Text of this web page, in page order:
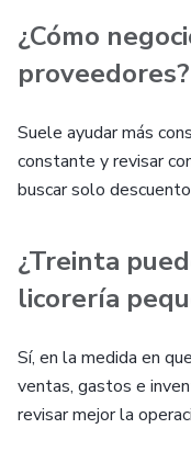
¿Cómo
proveedores?
Suele ayudar más
constante y revisar
buscar solo
¿Treinta
licorería
Sí, en la medida en
ventas, gastos e
revisar mejor la